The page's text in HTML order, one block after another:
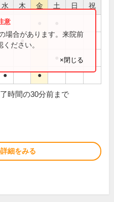
水 木 金 土 日 祝
●
●
● ●
場合があります。来院前
ださい。
×閉じる
時間の30分前まで
細をみる